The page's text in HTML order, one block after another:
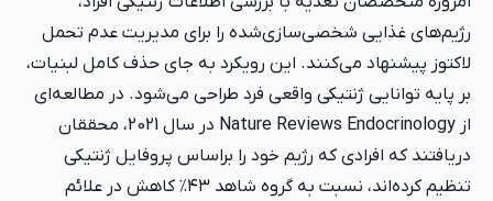
رژیم‌های غذایی شخصی‌سازی‌شده را برای مدیریت عدم تحمل
لاکتوز پیشنهاد می‌کنند. این رویکرد به جای حذف کامل لبنیات،
بر پایه توانایی ژنتیکی واقعی فرد طراحی می‌شود. در مطالعه‌ای
از Nature Reviews Endocrinology در سال 2021، محققان
دریافتند که افرادی که رژیم خود را براساس پروفایل ژنتیکی
تنظیم کرده‌اند، نسبت به گروه شاهد ۴۳٪ کاهش در علائم